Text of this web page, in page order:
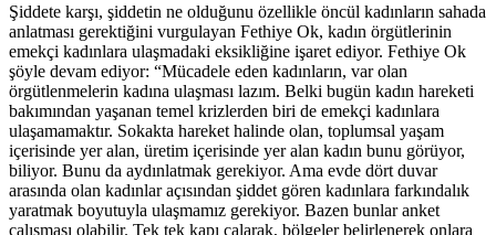
Şiddete karşı, şiddetin ne olduğunu özellikle öncül kadınların sahada
anlatması gerektiğini vurgulayan Fethiye Ok, kadın örgütlerinin
emekçi kadınlara ulaşmadaki eksikliğine işaret ediyor. Fethiye Ok
şöyle devam ediyor: “Mücadele eden kadınların, var olan
örgütlenmelerin kadına ulaşması lazım. Belki bugün kadın hareketi
bakımından yaşanan temel krizlerden biri de emekçi kadınlara
ulaşamamaktır. Sokakta hareket halinde olan, toplumsal yaşam
içerisinde yer alan, üretim içerisinde yer alan kadın bunu görüyor,
biliyor. Bunu da aydınlatmak gerekiyor. Ama evde dört duvar
arasında olan kadınlar açısından şiddet gören kadınlara farkındalık
yaratmak boyutuyla ulaşmamız gerekiyor. Bazen bunlar anket
çalışması olabilir. Tek tek kapı çalarak, bölgeler belirlenerek onlara